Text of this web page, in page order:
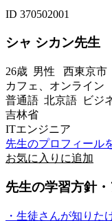
ID 370502001
シャ シカン先生
26歳 男性 西東京市
カフェ、オンライン
普通語 北京語 ビジ
吉林省
ITエンジニア
先生のプロフィール
お気に入りに追加
先生の学習方針
・生徒さんが知りた